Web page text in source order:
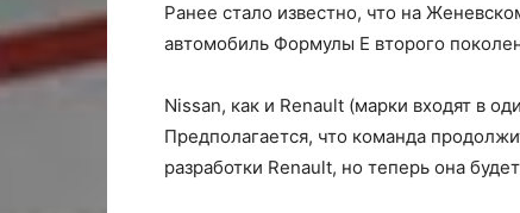
Ранее стало известно, что на
автомобиль Формулы Е второго
Nissan, как и Renault (марки входят в
Предполагается, что команда
разработки Renault, но теперь она